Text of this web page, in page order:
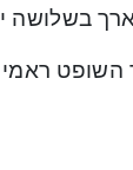
בשלושה
השופט